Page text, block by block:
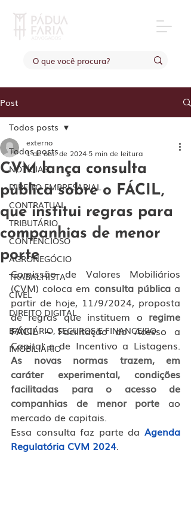
Post
Todos posts
NOTÍCIAS
DIREITO EMPRESARIAL
CONTRATUAL
TRIBUTÁRIO
CONTENCIOSO
AGRONEGÓCIO
TRABALHISTA
CÍVEL
DIREITO DIGITAL
BANCÁRIO, SEGUROS E FINANCEIRO
IMOBILIÁRIO
Todos posts
CVM lança consulta
pública sobre o FÁCIL,
que institui regras para
companhias de menor
porte
externo
1 de out. de 2024 5 min de leitura
Comissão de Valores Mobiliários
(CVM) coloca em consulta pública a
partir de hoje, 11/9/2024, proposta
de regras que instituem o regime
FÁCIL – Facilitação do Acesso a
Capital e de Incentivo a Listagens.
As novas normas trazem, em
caráter experimental, condições
facilitadas para o acesso de
companhias de menor porte ao
mercado de capitais.
Essa consulta faz parte da Agenda
Regulatória CVM 2024.